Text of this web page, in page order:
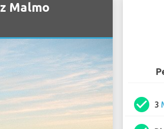
Malmo
check_circle 3